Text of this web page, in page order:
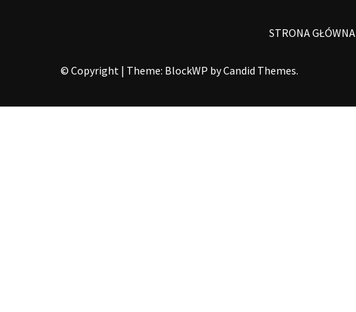
STRONA GŁÓWNA
© Copyright | Theme: BlockWP byCandid Themes.